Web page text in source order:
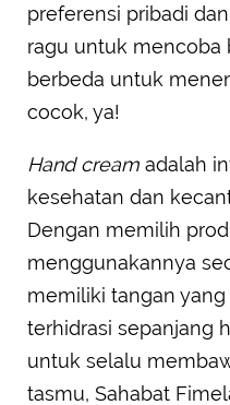
preferensi pribadi
ragu untuk mencoba
berbeda untuk
cocok, ya!
Hand cream adalah
kesehatan dan
Dengan memilih
menggunakannya
memiliki tangan
terhidrasi sepanjang
untuk selalu
tasmu, Sahabat